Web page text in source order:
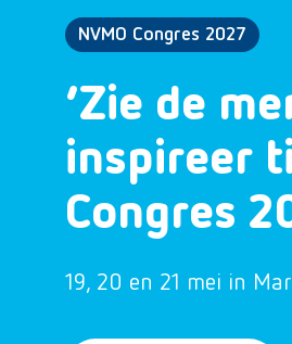
NVMO Congres 2027
‘Zie de
inspireer
Congres
19, 20 en 21 mei in